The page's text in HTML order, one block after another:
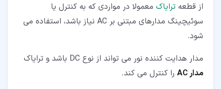
از قطعه ترایاک معمولا در مواردی که به کنترل یا
سوئیچینگ مدارهای مبتنی بر AC نیاز باشد، استفاده می
شود.
مدار هدایت کننده نور می تواند از نوع DC باشد و ترایاک
مدارAC را کنترل می کند.